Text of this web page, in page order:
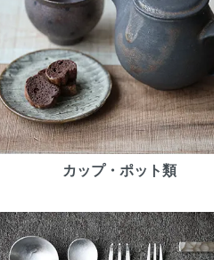
カップ・ポット類